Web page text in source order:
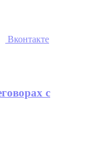
Вконтакте
с